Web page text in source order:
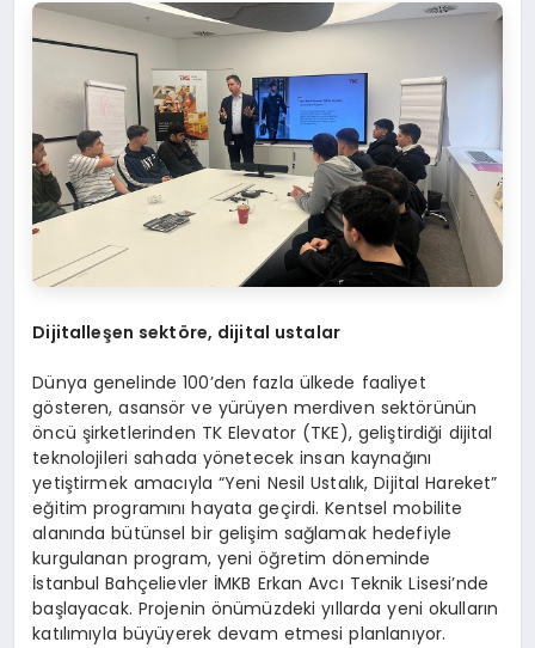
Dijitalleşen sektöre, dijital ustalar
Dünya genelinde 100’den fazla ülkede faaliyet
gösteren, asansör ve yürüyen merdiven sektörünün
öncü şirketlerinden TK Elevator (TKE), geliştirdiği dijital
teknolojileri sahada yönetecek insan kaynağını
yetiştirmek amacıyla “Yeni Nesil Ustalık, Dijital Hareket”
eğitim programını hayata geçirdi. Kentsel mobilite
alanında bütünsel bir gelişim sağlamak hedefiyle
kurgulanan program, yeni öğretim döneminde
İstanbul Bahçelievler İMKB Erkan Avcı Teknik Lisesi’nde
başlayacak. Projenin önümüzdeki yıllarda yeni okulların
katılımıyla büyüyerek devam etmesi planlanıyor.